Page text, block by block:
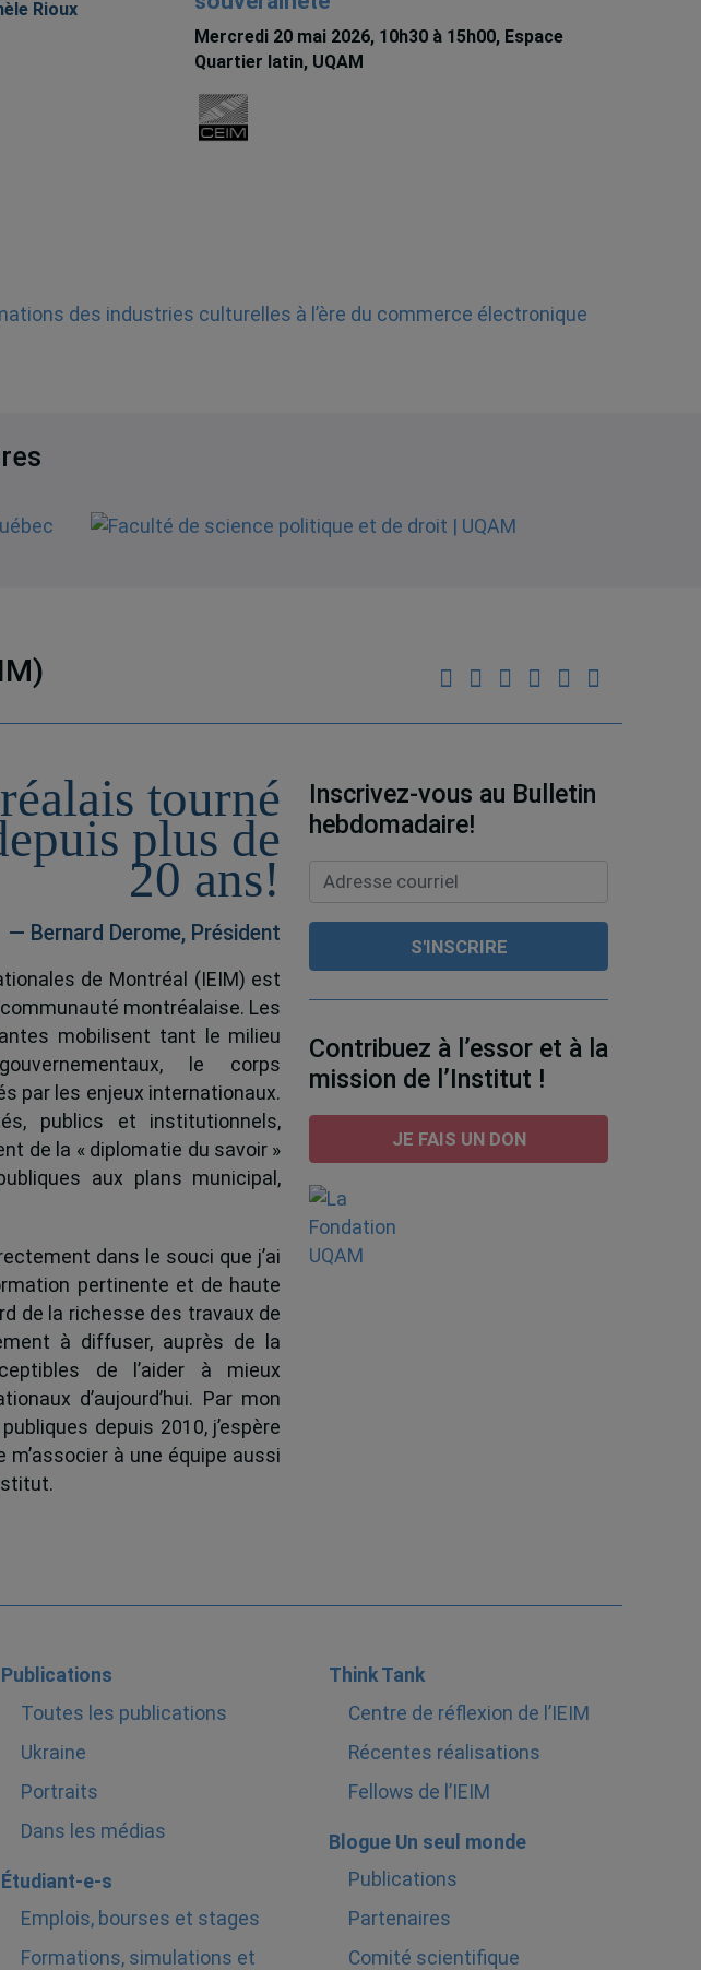
Rioux
Mercredi 20 mai 2026, 10h30 à 15h00, Espace
Quartier latin, UQAM
des industries culturelles à l’ère du commerce électronique
tourné
plus de
20 ans!
— Bernard Derome, Président
de Montréal (IEIM) est
montréalaise. Les
mobilisent tant le milieu
le corps
par les enjeux internationaux.
publics et institutionnels,
de la « diplomatie du savoir »
aux plans municipal,
dans le souci que j’ai
pertinente et de haute
de la richesse des travaux de
à diffuser, auprès de la
de l’aider à mieux
d’aujourd’hui. Par mon
depuis 2010, j’espère
à une équipe aussi
Inscrivez-vous au Bulletin
hebdomadaire!
Contribuez à l’essor et à la
mission de l’Institut !
JE FAIS UN DON
Publications
Toutes les publications
Ukraine
Portraits
Dans les médias
Étudiant-e-s
Emplois, bourses et stages
Formations, simulations et
Think Tank
Centre de réflexion de l’IEIM
Récentes réalisations
Fellows de l’IEIM
Blogue Un seul monde
Publications
Partenaires
Comité scientifique